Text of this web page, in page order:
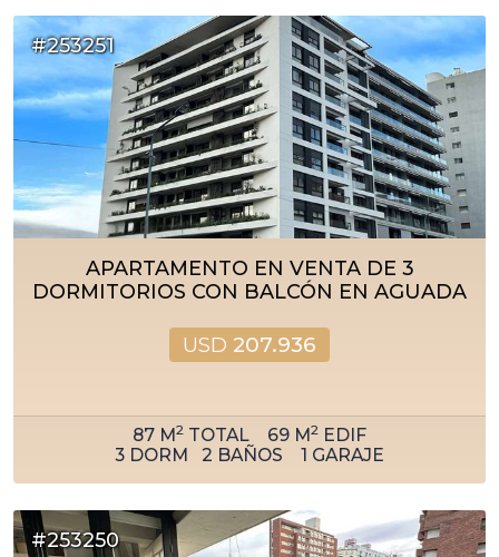
#253251
APARTAMENTO EN VENTA DE 3
DORMITORIOS CON BALCÓN EN AGUADA
USD 207.936
87 M2 TOTAL 69 M2 EDIF
3 DORM 2 BAÑOS 1 GARAJE
#253250